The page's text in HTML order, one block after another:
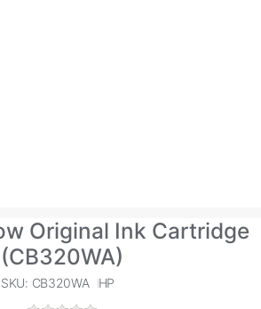
Original Ink Cartridge
(CB320WA)
SKU: CB320WA HP